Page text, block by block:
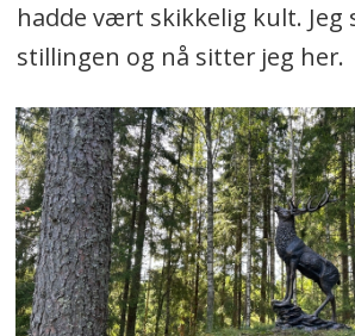
hadde vært skikkelig kult. Jeg
stillingen og nå sitter jeg her.